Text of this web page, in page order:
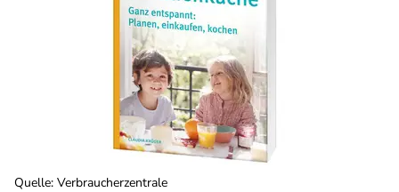
Quelle: Verbraucherzentrale